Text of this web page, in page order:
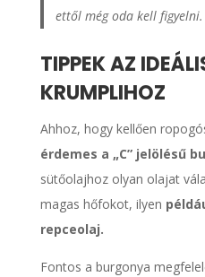
ettől még oda kell figyelni.
TIPPEK AZ
KRUMPLIHOZ
Ahhoz, hogy kellően
érdemes a „C” jelölésű
sütőolajhoz olyan olajat
magas hőfokot, ilyen
repceolaj.
Fontos a burgonya